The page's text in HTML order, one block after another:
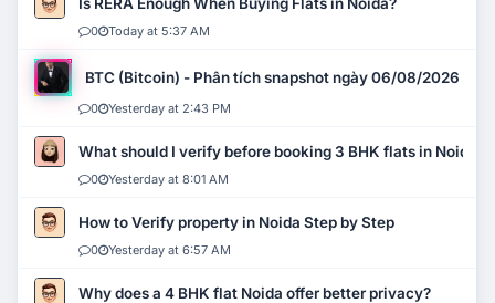
0 Today at 5:37 AM
BTC (Bitcoin) - Phân tích snapshot ngày 06/08/2026
0 Yesterday at 2:43 PM
What should I verify before booking 3 BHK flats in Noida?
0 Yesterday at 8:01 AM
How to Verify property in Noida Step by Step
0 Yesterday at 6:57 AM
Why does a 4 BHK flat Noida offer better privacy?